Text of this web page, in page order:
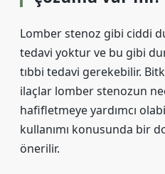
Lomber stenoz gibi ciddi
tedavi yoktur ve bu gibi
tıbbi tedavi gerekebilir.
ilaçlar lomber stenozun
hafifletmeye yardımcı
kullanımı konusunda bir
önerilir.